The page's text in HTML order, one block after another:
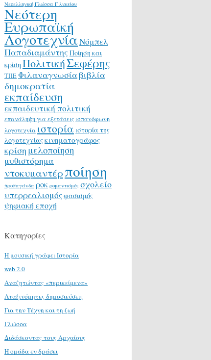
Νεοελληνική Γλώσσα Γ λυκείου
Νεότερη
Ευρωπαϊκή
ΛογοτεχνίαΝόμπελ
Παπαδιαμάντης Ποίηση και
κρίση ΠολιτικήΣεφέρης
ΤΠΕΦιλαναγνωσίαβιβλία
δημοκρατία
εκπαίδευση
εκπαιδευτική πολιτική
επανάληψη για εξετάσεις ισπανόφωνη
λογοτεχνία ιστορία ιστορία της
λογοτεχνίαςκινηματογράφος
κρίση μελοποίηση
μυθιστόρημα
ντοκυμαντέρποίηση
προπαγάνδα ροκ ρομαντισμός σχολείο
υπερρεαλισμόςφασισμός
ψηφιακή εποχή
Κατηγορίες
H μουσική γράφει Ιστορία
web 2.0
Αναζητώντας «περικείμενα»
Αταξινόμητες δημοσιεύσεις
Για την Τέχνη και τη ζωή
Γλώσσα
Διδάσκοντας τους Αρχαίους
Η ομάδα εν δράσει